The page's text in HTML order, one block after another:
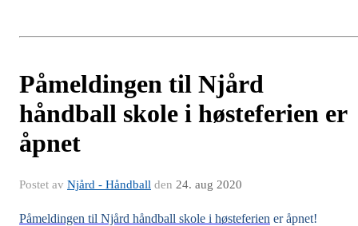
Påmeldingen til Njård
håndball skole i høsteferien er
åpnet
Postet av Njård - Håndball den 24. aug 2020
Påmeldingen til Njård håndball skole i høsteferien er åpnet!